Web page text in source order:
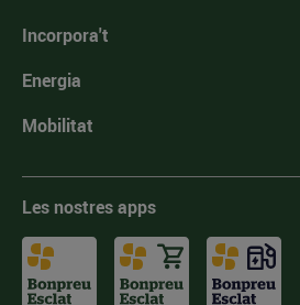
Incorpora't
Energia
Mobilitat
Les nostres apps